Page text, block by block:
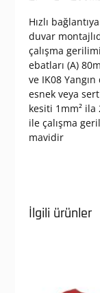
Hızlı
duvar
çalışma
ebatları (A)
ve IK08 Yangın
esnek veya
kesiti 1mm² ila
ile çalışma
mavidir
İlgili ürünler